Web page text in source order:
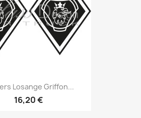
Losange Griffon...
16,20 €